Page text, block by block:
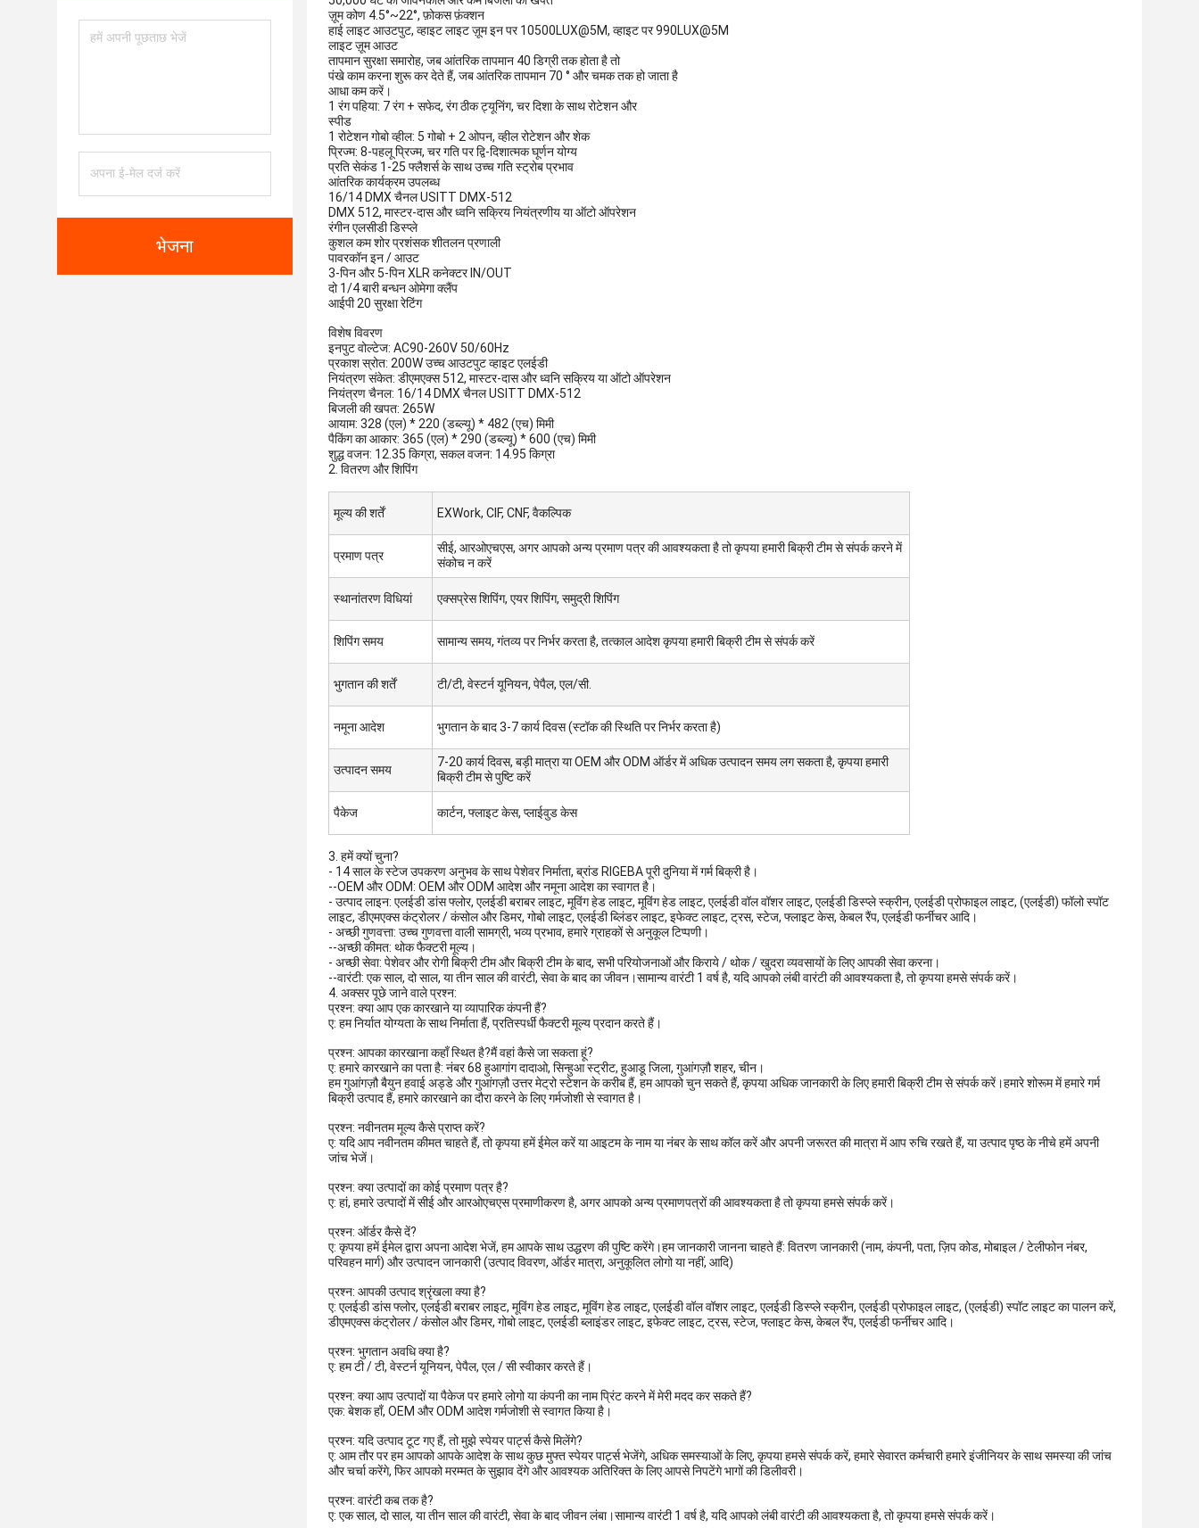
भेजना
ज़ूम कोण 4.5°~22°, फ़ोकस फ़ंक्शन
हाई लाइट आउटपुट, व्हाइट लाइट ज़ूम इन पर 10500LUX@5M, व्हाइट पर 990LUX@5M
लाइट ज़ूम आउट
तापमान सुरक्षा समारोह, जब आंतरिक तापमान 40 डिग्री तक होता है तो
पंखे काम करना शुरू कर देते हैं, जब आंतरिक तापमान 70 ° और चमक तक हो जाता है
आधा कम करें।
1 रंग पहिया: 7 रंग + सफेद, रंग ठीक ट्यूनिंग, चर दिशा के साथ रोटेशन और
स्पीड
1 रोटेशन गोबो व्हील: 5 गोबो + 2 ओपन, व्हील रोटेशन और शेक
प्रिज्म: 8-पहलू प्रिज्म, चर गति पर द्वि-दिशात्मक घूर्णन योग्य
प्रति सेकंड 1-25 फ्लैशर्स के साथ उच्च गति स्ट्रोब प्रभाव
आंतरिक कार्यक्रम उपलब्ध
16/14 DMX चैनल USITT DMX-512
DMX 512, मास्टर-दास और ध्वनि सक्रिय नियंत्रणीय या ऑटो ऑपरेशन
रंगीन एलसीडी डिस्प्ले
कुशल कम शोर प्रशंसक शीतलन प्रणाली
पावरकॉन इन / आउट
3-पिन और 5-पिन XLR कनेक्टर IN/OUT
दो 1/4 बारी बन्धन ओमेगा क्लैंप
आईपी ​​20 सुरक्षा रेटिंग
विशेष विवरण
इनपुट वोल्टेज: AC90-260V 50/60Hz
प्रकाश स्रोत: 200W उच्च आउटपुट व्हाइट एलईडी
नियंत्रण संकेत: डीएमएक्स 512, मास्टर-दास और ध्वनि सक्रिय या ऑटो ऑपरेशन
नियंत्रण चैनल: 16/14 DMX चैनल USITT DMX-512
बिजली की खपत: 265W
आयाम: 328 (एल) * 220 (डब्ल्यू) * 482 (एच) मिमी
पैकिंग का आकार: 365 (एल) * 290 (डब्ल्यू) * 600 (एच) मिमी
शुद्ध वजन: 12.35 किग्रा, सकल वजन: 14.95 किग्रा
2. वितरण और शिपिंग
मूल्य की शर्तें EXWork, CIF, CNF, वैकल्पिक
प्रमाण पत्र
सीई, आरओएचएस, अगर आपको अन्य प्रमाण पत्र की आवश्यकता है तो कृपया हमारी बिक्री टीम से संपर्क करने में
संकोच न करें
स्थानांतरण विधियां एक्सप्रेस शिपिंग, एयर शिपिंग, समुद्री शिपिंग
शिपिंग समय सामान्य समय, गंतव्य पर निर्भर करता है, तत्काल आदेश कृपया हमारी बिक्री टीम से संपर्क करें
भुगतान की शर्तें टी/टी, वेस्टर्न यूनियन, पेपैल, एल/सी.
नमूना आदेश भुगतान के बाद 3-7 कार्य दिवस (स्टॉक की स्थिति पर निर्भर करता है)
उत्पादन समय
7-20 कार्य दिवस, बड़ी मात्रा या OEM और ODM ऑर्डर में अधिक उत्पादन समय लग सकता है, कृपया हमारी
बिक्री टीम से पुष्टि करें
पैकेज कार्टन, फ्लाइट केस, प्लाईवुड केस
3. हमें क्यों चुना?
- 14 साल के स्टेज उपकरण अनुभव के साथ पेशेवर निर्माता, ब्रांड RIGEBA पूरी दुनिया में गर्म बिक्री है।
--OEM और ODM: OEM और ODM आदेश और नमूना आदेश का स्वागत है।
- उत्पाद लाइन: एलईडी डांस फ्लोर, एलईडी बराबर लाइट, मूविंग हेड लाइट, मूविंग हेड लाइट, एलईडी वॉल वॉशर लाइट, एलईडी डिस्प्ले स्क्रीन, एलईडी प्रोफाइल लाइट, (एलईडी) फॉलो स्पॉट
लाइट, डीएमएक्स कंट्रोलर / कंसोल और डिमर, गोबो लाइट, एलईडी ब्लिंडर लाइट, इफेक्ट लाइट, ट्रस, स्टेज, फ्लाइट केस, केबल रैंप, एलईडी फर्नीचर आदि।
- अच्छी गुणवत्ता: उच्च गुणवत्ता वाली सामग्री, भव्य प्रभाव, हमारे ग्राहकों से अनुकूल टिप्पणी।
--अच्छी कीमत: थोक फैक्टरी मूल्य।
- अच्छी सेवा: पेशेवर और रोगी बिक्री टीम और बिक्री टीम के बाद, सभी परियोजनाओं और किराये / थोक / खुदरा व्यवसायों के लिए आपकी सेवा करना।
--वारंटी: एक साल, दो साल, या तीन साल की वारंटी, सेवा के बाद का जीवन।सामान्य वारंटी 1 वर्ष है, यदि आपको लंबी वारंटी की आवश्यकता है, तो कृपया हमसे संपर्क करें।
4. अक्सर पूछे जाने वाले प्रश्न:
प्रश्न: क्या आप एक कारखाने या व्यापारिक कंपनी हैं?
ए: हम निर्यात योग्यता के साथ निर्माता हैं, प्रतिस्पर्धी फैक्टरी मूल्य प्रदान करते हैं।
प्रश्न: आपका कारखाना कहाँ स्थित है?मैं वहां कैसे जा सकता हूं?
ए: हमारे कारखाने का पता है: नंबर 68 हुआगांग दादाओ, सिन्हुआ स्ट्रीट, हुआडू जिला, गुआंगज़ौ शहर, चीन।
हम गुआंगज़ौ बैयुन हवाई अड्डे और गुआंगज़ौ उत्तर मेट्रो स्टेशन के करीब हैं, हम आपको चुन सकते हैं, कृपया अधिक जानकारी के लिए हमारी बिक्री टीम से संपर्क करें।हमारे शोरूम में हमारे गर्म
बिक्री उत्पाद हैं, हमारे कारखाने का दौरा करने के लिए गर्मजोशी से स्वागत है।
प्रश्न: नवीनतम मूल्य कैसे प्राप्त करें?
ए: यदि आप नवीनतम कीमत चाहते हैं, तो कृपया हमें ईमेल करें या आइटम के नाम या नंबर के साथ कॉल करें और अपनी जरूरत की मात्रा में आप रुचि रखते हैं, या उत्पाद पृष्ठ के नीचे हमें अपनी
जांच भेजें।
प्रश्न: क्या उत्पादों का कोई प्रमाण पत्र है?
ए: हां, हमारे उत्पादों में सीई और आरओएचएस प्रमाणीकरण है, अगर आपको अन्य प्रमाणपत्रों की आवश्यकता है तो कृपया हमसे संपर्क करें।
प्रश्न: ऑर्डर कैसे दें?
ए: कृपया हमें ईमेल द्वारा अपना आदेश भेजें, हम आपके साथ उद्धरण की पुष्टि करेंगे।हम जानकारी जानना चाहते हैं: वितरण जानकारी (नाम, कंपनी, पता, ज़िप कोड, मोबाइल / टेलीफोन नंबर,
परिवहन मार्ग) और उत्पादन जानकारी (उत्पाद विवरण, ऑर्डर मात्रा, अनुकूलित लोगो या नहीं, आदि)
प्रश्न: आपकी उत्पाद श्रृंखला क्या है?
ए: एलईडी डांस फ्लोर, एलईडी बराबर लाइट, मूविंग हेड लाइट, मूविंग हेड लाइट, एलईडी वॉल वॉशर लाइट, एलईडी डिस्प्ले स्क्रीन, एलईडी प्रोफाइल लाइट, (एलईडी) स्पॉट लाइट का पालन करें,
डीएमएक्स कंट्रोलर / कंसोल और डिमर, गोबो लाइट, एलईडी ब्लाइंडर लाइट, इफेक्ट लाइट, ट्रस, स्टेज, फ्लाइट केस, केबल रैंप, एलईडी फर्नीचर आदि।
प्रश्न: भुगतान अवधि क्या है?
ए: हम टी / टी, वेस्टर्न यूनियन, पेपैल, एल / सी स्वीकार करते हैं।
प्रश्न: क्या आप उत्पादों या पैकेज पर हमारे लोगो या कंपनी का नाम प्रिंट करने में मेरी मदद कर सकते हैं?
एक: बेशक हाँ, OEM और ODM आदेश गर्मजोशी से स्वागत किया है।
प्रश्न: यदि उत्पाद टूट गए हैं, तो मुझे स्पेयर पार्ट्स कैसे मिलेंगे?
ए: आम तौर पर हम आपको आपके आदेश के साथ कुछ मुफ्त स्पेयर पार्ट्स भेजेंगे, अधिक समस्याओं के लिए, कृपया हमसे संपर्क करें, हमारे सेवारत कर्मचारी हमारे इंजीनियर के साथ समस्या की जांच
और चर्चा करेंगे, फिर आपको मरम्मत के सुझाव देंगे और आवश्यक अतिरिक्त के लिए आपसे निपटेंगे भागों की डिलीवरी।
प्रश्न: वारंटी कब तक है?
ए: एक साल, दो साल, या तीन साल की वारंटी, सेवा के बाद जीवन लंबा।सामान्य वारंटी 1 वर्ष है, यदि आपको लंबी वारंटी की आवश्यकता है, तो कृपया हमसे संपर्क करें।